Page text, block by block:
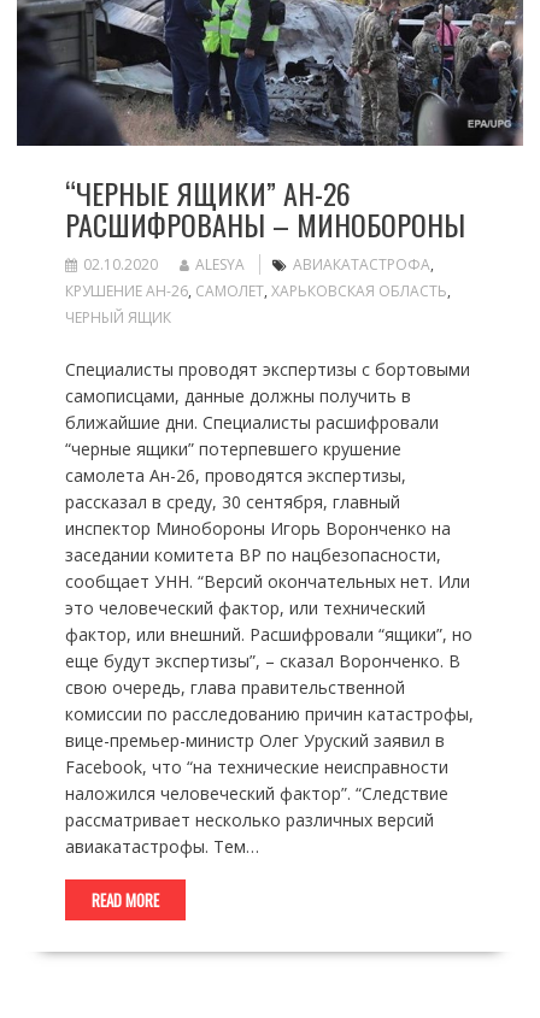
“ЧЕРНЫЕ ЯЩИКИ” АН-26
РАСШИФРОВАНЫ – МИНОБОРОНЫ
02.10.2020 ALESYA АВИАКАТАСТРОФА,
КРУШЕНИЕ АН-26, САМОЛЕТ, ХАРЬКОВСКАЯ ОБЛАСТЬ,
ЧЕРНЫЙ ЯЩИК
Специалисты проводят экспертизы с бортовыми
самописцами, данные должны получить в
ближайшие дни. Специалисты расшифровали
“черные ящики” потерпевшего крушение
самолета Ан-26, проводятся экспертизы,
рассказал в среду, 30 сентября, главный
инспектор Минобороны Игорь Воронченко на
заседании комитета ВР по нацбезопасности,
сообщает УНН. “Версий окончательных нет. Или
это человеческий фактор, или технический
фактор, или внешний. Расшифровали “ящики”, но
еще будут экспертизы”, – сказал Воронченко. В
свою очередь, глава правительственной
комиссии по расследованию причин катастрофы,
вице-премьер-министр Олег Уруский заявил в
Facebook, что “на технические неисправности
наложился человеческий фактор”. “Следствие
рассматривает несколько различных версий
авиакатастрофы. Тем…
READ MORE